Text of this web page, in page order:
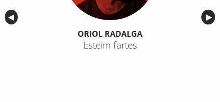
Anterior
◀︎ ▶︎
ORIOL RADALGA
Esteim fartes